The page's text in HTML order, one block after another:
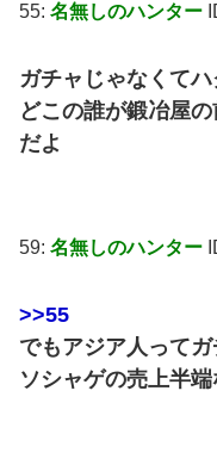
55: 名無しのハンター
ガチャじゃなくて
どこの誰が鍛冶屋
だよ
59: 名無しのハンター
>>55
でもアジア人って
ソシャゲの売上半